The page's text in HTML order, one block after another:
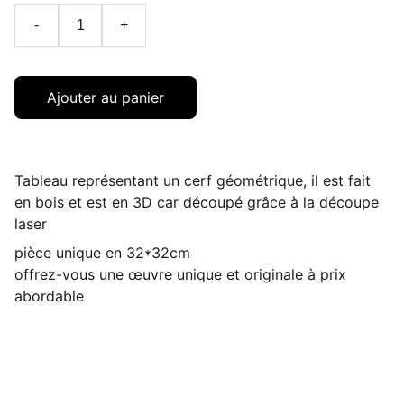
- +
Ajouter au panier
Tableau représentant un cerf géométrique, il est fait
en bois et est en 3D car découpé grâce à la découpe
laser
pièce unique en 32*32cm
offrez-vous une œuvre unique et originale à prix
abordable